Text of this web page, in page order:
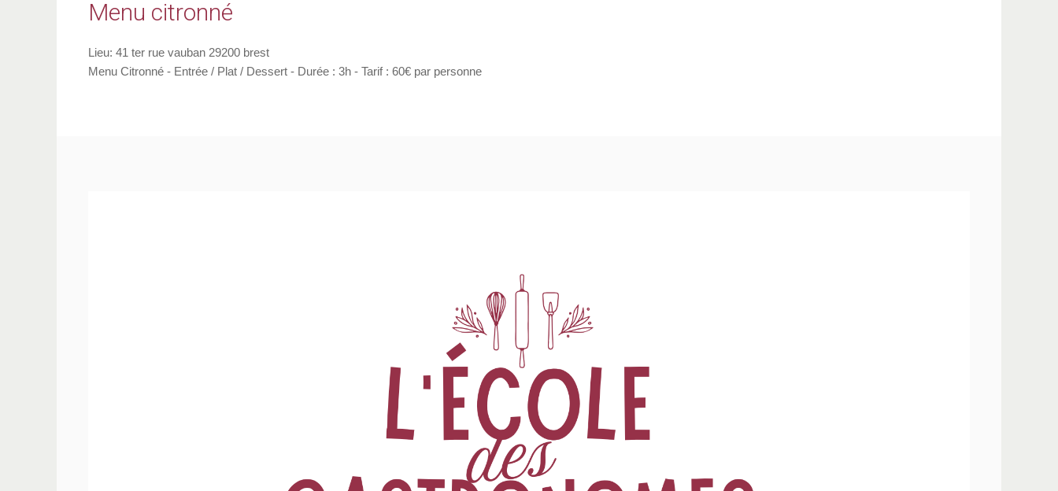
Menu citronné
Lieu: 41 ter rue vauban 29200 brest
Menu Citronné - Entrée / Plat / Dessert - Durée : 3h - Tarif : 60€ par personne